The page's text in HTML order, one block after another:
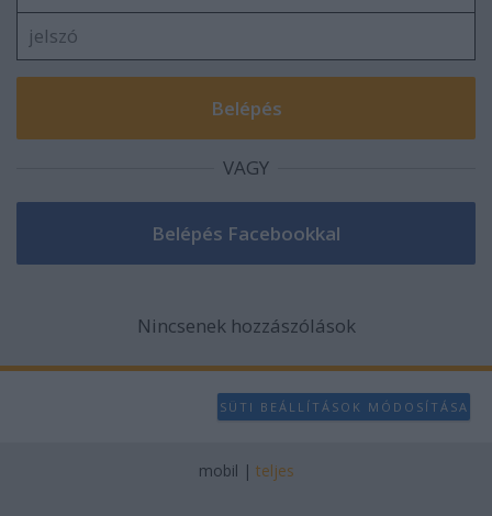
VAGY
Nincsenek hozzászólások
SÜTI BEÁLLÍTÁSOK MÓDOSÍTÁSA
mobil | teljes